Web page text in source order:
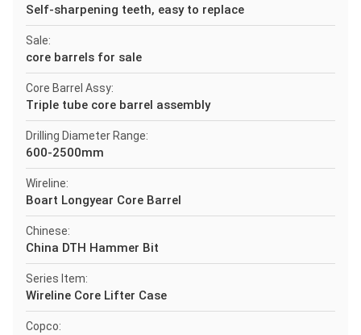
Self-sharpening teeth, easy to replace
Sale:
core barrels for sale
Core Barrel Assy:
Triple tube core barrel assembly
Drilling Diameter Range:
600-2500mm
Wireline:
Boart Longyear Core Barrel
Chinese:
China DTH Hammer Bit
Series Item:
Wireline Core Lifter Case
Copco: